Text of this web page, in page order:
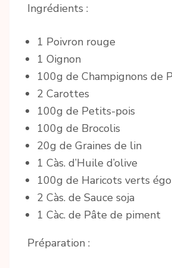
Ingrédients :
1 Poivron rouge
1 Oignon
100g de Champignons de
2 Carottes
100g de Petits-pois
100g de Brocolis
20g de Graines de lin
1 Càs. d’Huile d’olive
100g de Haricots verts
2 Càs. de Sauce soja
1 Càc. de Pâte de piment
Préparation :